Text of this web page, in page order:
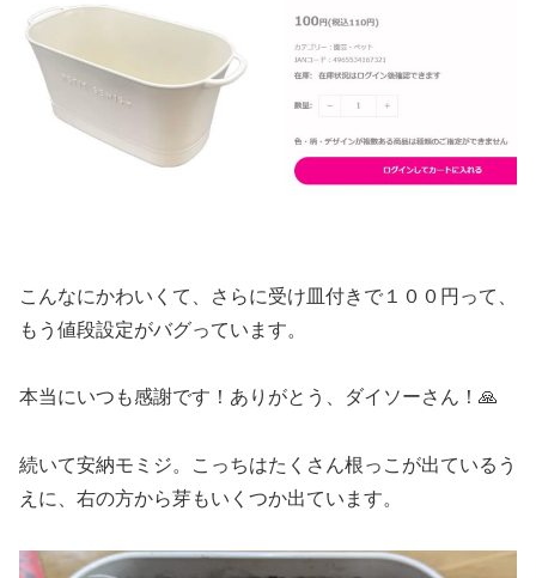
こんなにかわいくて、さらに受け皿付きで１００円って、
もう値段設定がバグっています。
本当にいつも感謝です！ありがとう、ダイソーさん！🙏
続いて安納モミジ。こっちはたくさん根っこが出ているう
えに、右の方から芽もいくつか出ています。